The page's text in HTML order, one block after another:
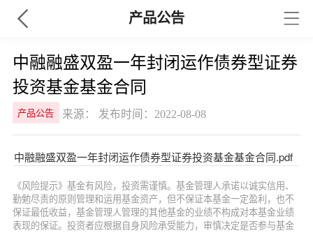
产品公告
中融融盛双盈一年封闭运作债券型证券
投资基金基金合同
产品公告 来源： 发布时间：2022-08-08
中融融盛双盈一年封闭运作债券型证券投资基金基金合同.pdf
《风险提示》基金有风险，投资需谨慎。基金管理人承诺以诚实信用、
勤勉尽责的原则管理和运用基金资产，但不保证本基金一定盈利，也不
保证最低收益，基金管理人管理的其他基金的业绩不构成对本基金业绩
表现的保证。投资者应根据自身风险承受能力，审慎决定是否参与基金